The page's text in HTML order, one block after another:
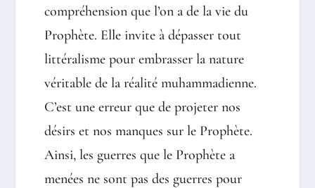
compréhension que l’on a de la vie du
Prophète. Elle invite à dépasser tout
littéralisme pour embrasser la nature
véritable de la réalité muhammadienne.
C’est une erreur que de projeter nos
désirs et nos manques sur le Prophète.
Ainsi, les guerres que le Prophète a
menées ne sont pas des guerres pour